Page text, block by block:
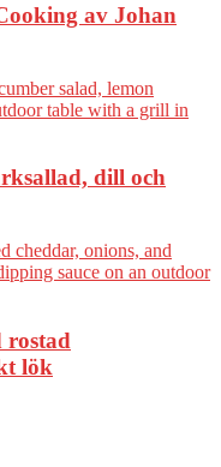
av Johan
dill och
rostad
lök